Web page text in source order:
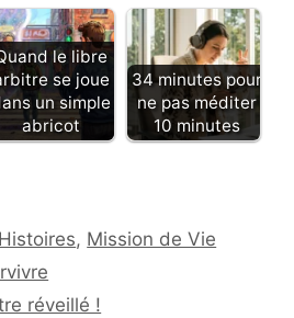
le libre
se joue
un simple
abricot
34 minutes pour
ne pas méditer
10 minutes
Histoires, Mission de Vie
réveillé !